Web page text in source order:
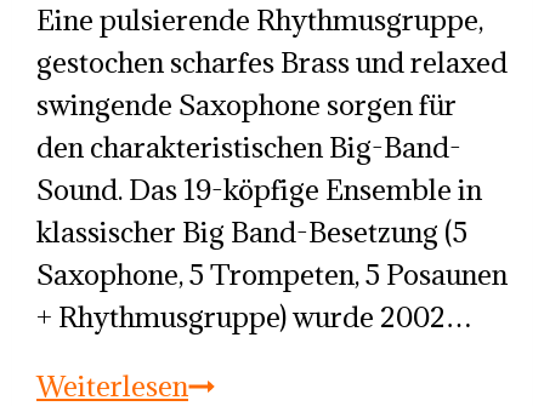
Eine pulsierende Rhythmusgruppe,
gestochen scharfes Brass und relaxed
swingende Saxophone sorgen für
den charakteristischen Big-Band-
Sound. Das 19-köpfige Ensemble in
klassischer Big Band-Besetzung (5
Saxophone, 5 Trompeten, 5 Posaunen
+ Rhythmusgruppe) wurde 2002…
WeiterlesenDie